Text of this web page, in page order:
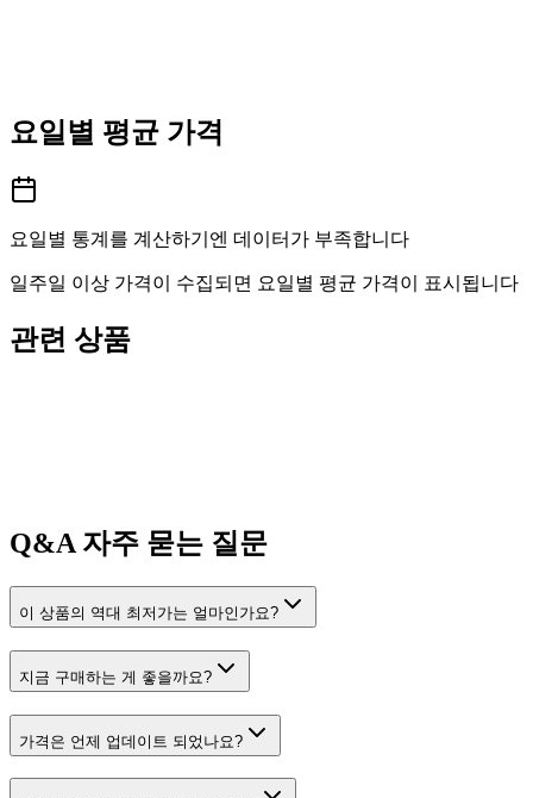
요일별 평균 가격
요일별 통계를 계산하기엔 데이터가 부족합니다
일주일 이상 가격이 수집되면 요일별 평균 가격이 표시됩니다
관련 상품
Q&A자주 묻는 질문
이 상품의 역대 최저가는 얼마인가요?
지금 구매하는 게 좋을까요?
가격은 언제 업데이트 되었나요?